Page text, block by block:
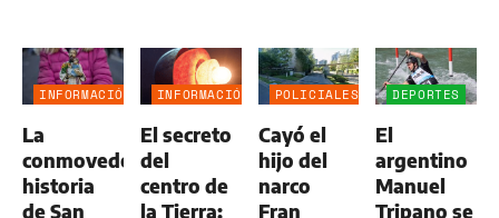
INFORMACIÓN
La
conmovedora
historia
de San
INFORMACIÓN
El secreto
del
centro de
la Tierra:
POLICIALES
Cayó el
hijo del
narco
Fran
DEPORTES
El
argentino
Manuel
Tripano se